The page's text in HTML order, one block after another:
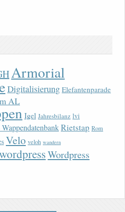
Armorial
Digitalisierung Elefantenparade
AL
Igel Jahresbilanz lvi
Rietstap Rom
Velo veloh wandern
Wordpress